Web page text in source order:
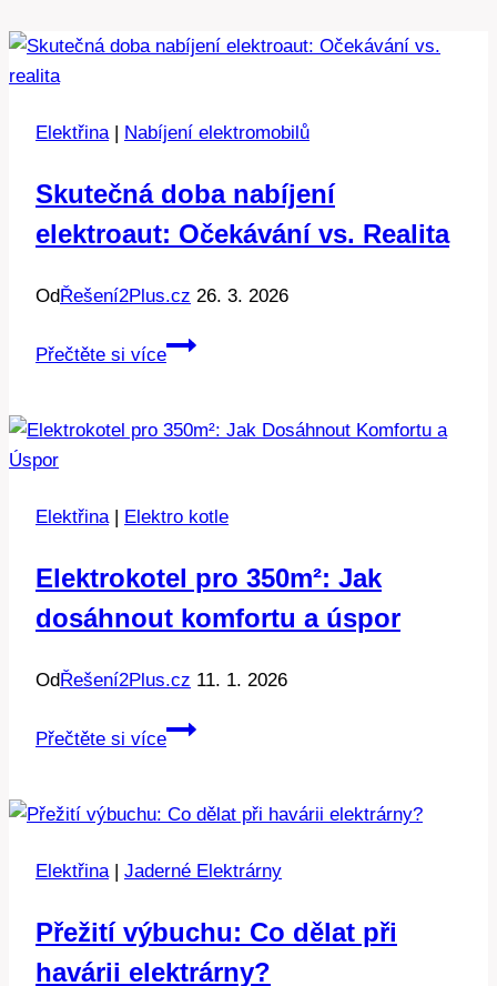
Elektřina| Nabíjení elektromobilů
Skutečná doba nabíjení
elektroaut: Očekávání vs. Realita
OdŘešení2Plus.cz 26. 3. 2026
Přečtěte si více
Skutečná
elektroaut:
Realita
Elektřina| Elektro kotle
Elektrokotel pro 350m²: Jak
dosáhnout komfortu a úspor
OdŘešení2Plus.cz 11. 1. 2026
Přečtěte si více
Elektrokotel
Jak
komfortu
úspor
Elektřina| Jaderné Elektrárny
Přežití výbuchu: Co dělat při
havárii elektrárny?